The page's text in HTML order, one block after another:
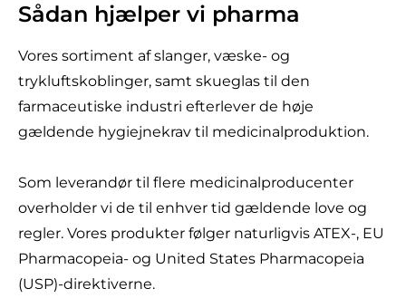
Sådan hjælper vi pharma
Vores sortiment af slanger, væske- og
trykluftskoblinger, samt skueglas til den
farmaceutiske industri efterlever de høje
gældende hygiejnekrav til medicinalproduktion.
Som leverandør til flere medicinalproducenter
overholder vi de til enhver tid gældende love og
regler. Vores produkter følger naturligvis ATEX-, EU
Pharmacopeia- og United States Pharmacopeia
(USP)-direktiverne.